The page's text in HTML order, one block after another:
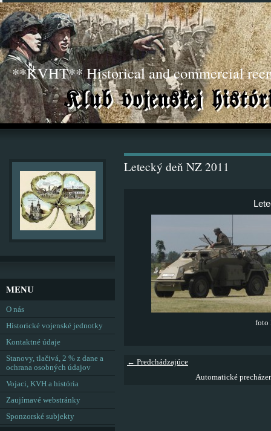
**KVHT** Historical and commercial
Letecký deň NZ 2011
foto
← Predchádzajúce
Automatické
MENU
O nás
Historické vojenské jednotky
Kontaktné údaje
Stanovy, tlačivá, 2 % z dane a
ochrana osobných údajov
Vojaci, KVH a história
Zaujímavé webstránky
Sponzorské subjekty